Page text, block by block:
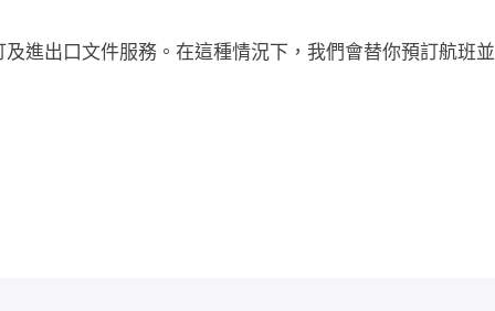
進出口文件服務。在這種情況下，我們會替你預訂航班並